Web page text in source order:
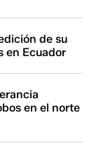
de su
en Ecuador
en el norte